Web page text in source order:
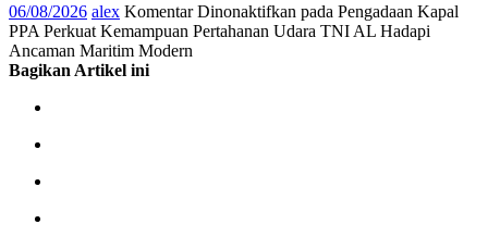
06/08/2026 alex Komentar Dinonaktifkan pada Pengadaan Kapal
PPA Perkuat Kemampuan Pertahanan Udara TNI AL Hadapi
Ancaman Maritim Modern
Bagikan Artikel ini